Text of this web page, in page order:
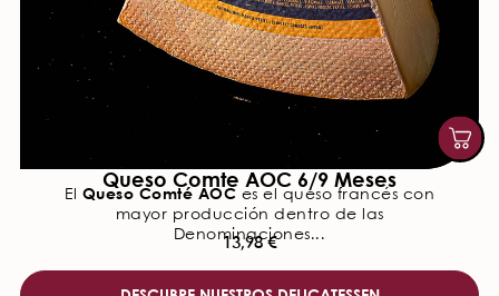
Queso Comte AOC 6/9 Meses
El Queso Comté AOC es el queso francés con
mayor producción dentro de las
Denominaciones...
13,98€